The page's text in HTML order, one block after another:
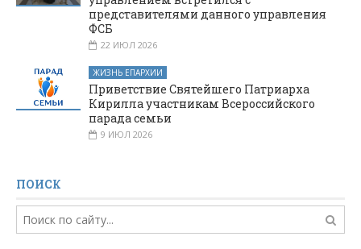
представителями данного управления
ФСБ
22 ИЮЛ 2026
ЖИЗНЬ ЕПАРХИИ
Приветствие Святейшего Патриарха
Кирилла участникам Всероссийского
парада семьи
9 ИЮЛ 2026
ПОИСК